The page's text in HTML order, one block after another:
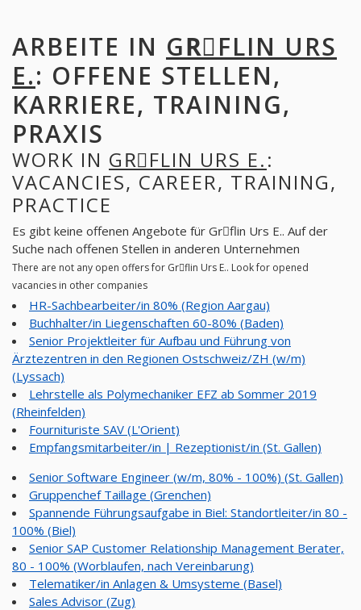
ARBEITE IN GRِFLIN URS
E.: OFFENE STELLEN,
KARRIERE, TRAINING,
PRAXIS
WORK IN GRِFLIN URS E.:
VACANCIES, CAREER, TRAINING,
PRACTICE
Es gibt keine offenen Angebote für Grِflin Urs E.. Auf der
Suche nach offenen Stellen in anderen Unternehmen
There are not any open offers for Grِflin Urs E.. Look for opened
vacancies in other companies
HR-Sachbearbeiter/in 80% (Region Aargau)
Buchhalter/in Liegenschaften 60-80% (Baden)
Senior Projektleiter für Aufbau und Führung von
Ärztezentren in den Regionen Ostschweiz/ZH (w/m)
(Lyssach)
Lehrstelle als Polymechaniker EFZ ab Sommer 2019
(Rheinfelden)
Fournituriste SAV (L'Orient)
Empfangsmitarbeiter/in | Rezeptionist/in (St. Gallen)
Senior Software Engineer (w/m, 80% - 100%) (St. Gallen)
Gruppenchef Taillage (Grenchen)
Spannende Führungsaufgabe in Biel: Standortleiter/in 80 -
100% (Biel)
Senior SAP Customer Relationship Management Berater,
80 - 100% (Worblaufen, nach Vereinbarung)
Telematiker/in Anlagen & Umsysteme (Basel)
Sales Advisor (Zug)